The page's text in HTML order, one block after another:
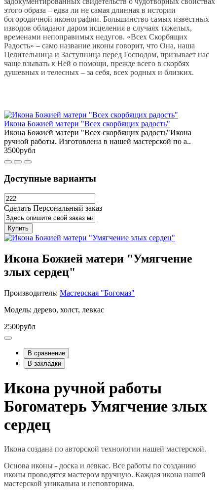
этого образа – едва ли не самая длинная в истории
богородичной иконографии. Большинство самых известных
изводов обладают даром исцеления в случаях тяжелых,
временами непоправимых недугов. «Всех Скорбящих
Радость» – само название иконы говорит, что Она, наша
Целительница и Заступница перед Господом, призывает нас
чаще взывать к Ней о помощи, прежде всего в скорбях
душевных и телесных – за себя, всех родных и близких.
Икона Божией матери "Всех скорбящих радость"
Икона Божией матери "Всех скорбящих радость"Икона
ручной работы. Изготовлена в нашей мастерской по а..
3500рубл
Доступные варианты
Сделать Персональный заказ
Купить
Икона Божией матери "Умягчение
злых сердец"
Производитель: Мастерская "Богомаз"
Модель: дерево, холст, левкас
2500рубл
В сравнение
В закладки
Икона ручной работы
Богоматерь Умягчение злых
сердец
Икона создана по авторской технологии нашей мастерской.
Основа иконы - доска и левкас. Все работы по созданию
иконы проводятся мастером вручную. Каждая икона нашей
мастерской уникальна и неповторима.